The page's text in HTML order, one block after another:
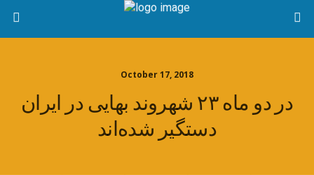
October 17, 2018
در دو ماه ۲۳ شهروند بهایی در ایران
دستگیر شده‌اند